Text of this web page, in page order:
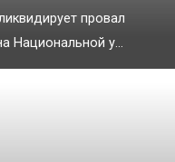
провал
Национальной у...